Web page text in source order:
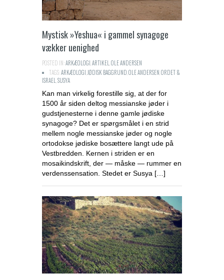
Mystisk »Yeshua« i gammel synagoge
vækker uenighed
POSTED IN:ARKÆOLOGI ARTIKEL OLE ANDERSEN
TAGS:ARKÆOLOGI JØDISK BAGGRUND OLE ANDERSEN ORDET &
ISRAEL SUSYA
Kan man virkelig forestille sig, at der for
1500 år siden deltog messianske jøder i
gudstjenesterne i denne gamle jødiske
synagoge? Det er spørgsmålet i en strid
mellem nogle messianske jøder og nogle
ortodokse jødiske bosættere langt ude på
Vestbredden. Kernen i striden er en
mosaikindskrift, der — måske — rummer en
verdenssensation. Stedet er Susya […]